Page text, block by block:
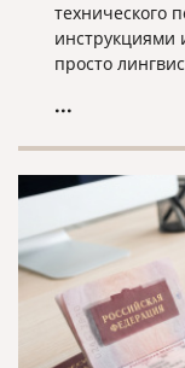
технического
инструкциями
просто
получения
...